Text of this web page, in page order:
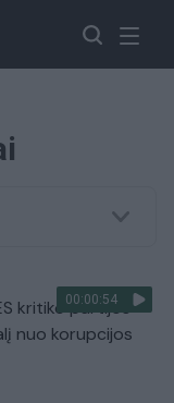
00:00:54
kritiko partijos
nuo korupcijos